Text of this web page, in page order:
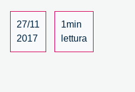
27/11
2017
1min
lettura